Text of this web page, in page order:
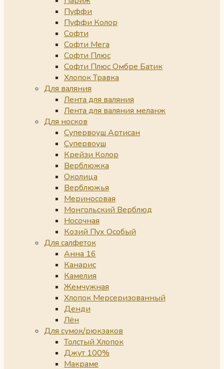
Пуффи
Пуффи Колор
Софти
Софти Мега
Софти Плюс
Софти Плюс Омбре Батик
Хлопок Травка
Для валяния
Лента для валяния
Лента для валяния меланж
Для носков
Супервоуш Артисан
Супервоуш
Крейзи Колор
Верблюжка
Околица
Верблюжья
Мериносовая
Монгольский Верблюд
Носочная
Козий Пух Особый
Для салфеток
Анна 16
Канарис
Камелия
Жемчужная
Хлопок Мерсеризованный
Денди
Лён
Для сумок/рюкзаков
Толстый Хлопок
Джут 100%
Макраме